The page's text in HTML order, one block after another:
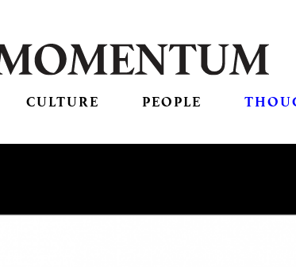
CULTURE PEOPLE